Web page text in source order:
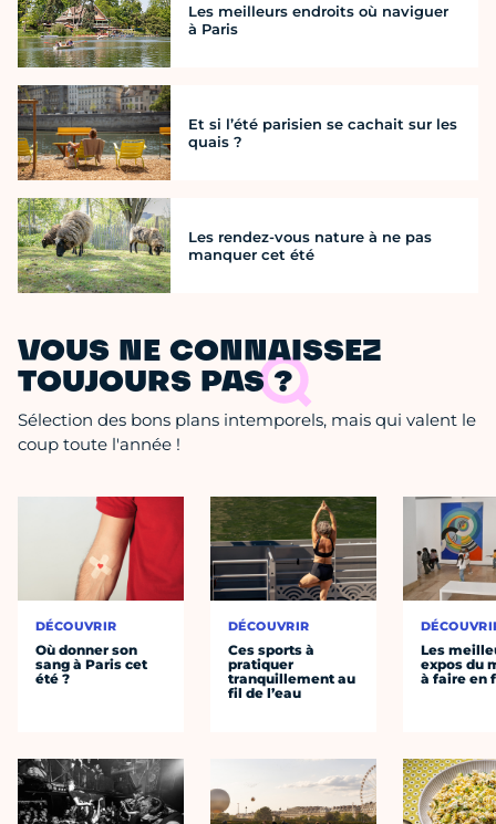
Les meilleurs endroits où naviguer
à Paris
Et si l’été parisien se cachait sur les
quais ?
Les rendez-vous nature à ne pas
manquer cet été
VOUS NE CONNAISSEZ
TOUJOURS PAS ?
Sélection des bons plans intemporels, mais qui valent le
coup toute l'année !
DÉCOUVRIR
Où donner son
sang à Paris cet
été ?
DÉCOUVRIR
Ces sports à
pratiquer
tranquillement au
fil de l’eau
Les
expos du
à faire en